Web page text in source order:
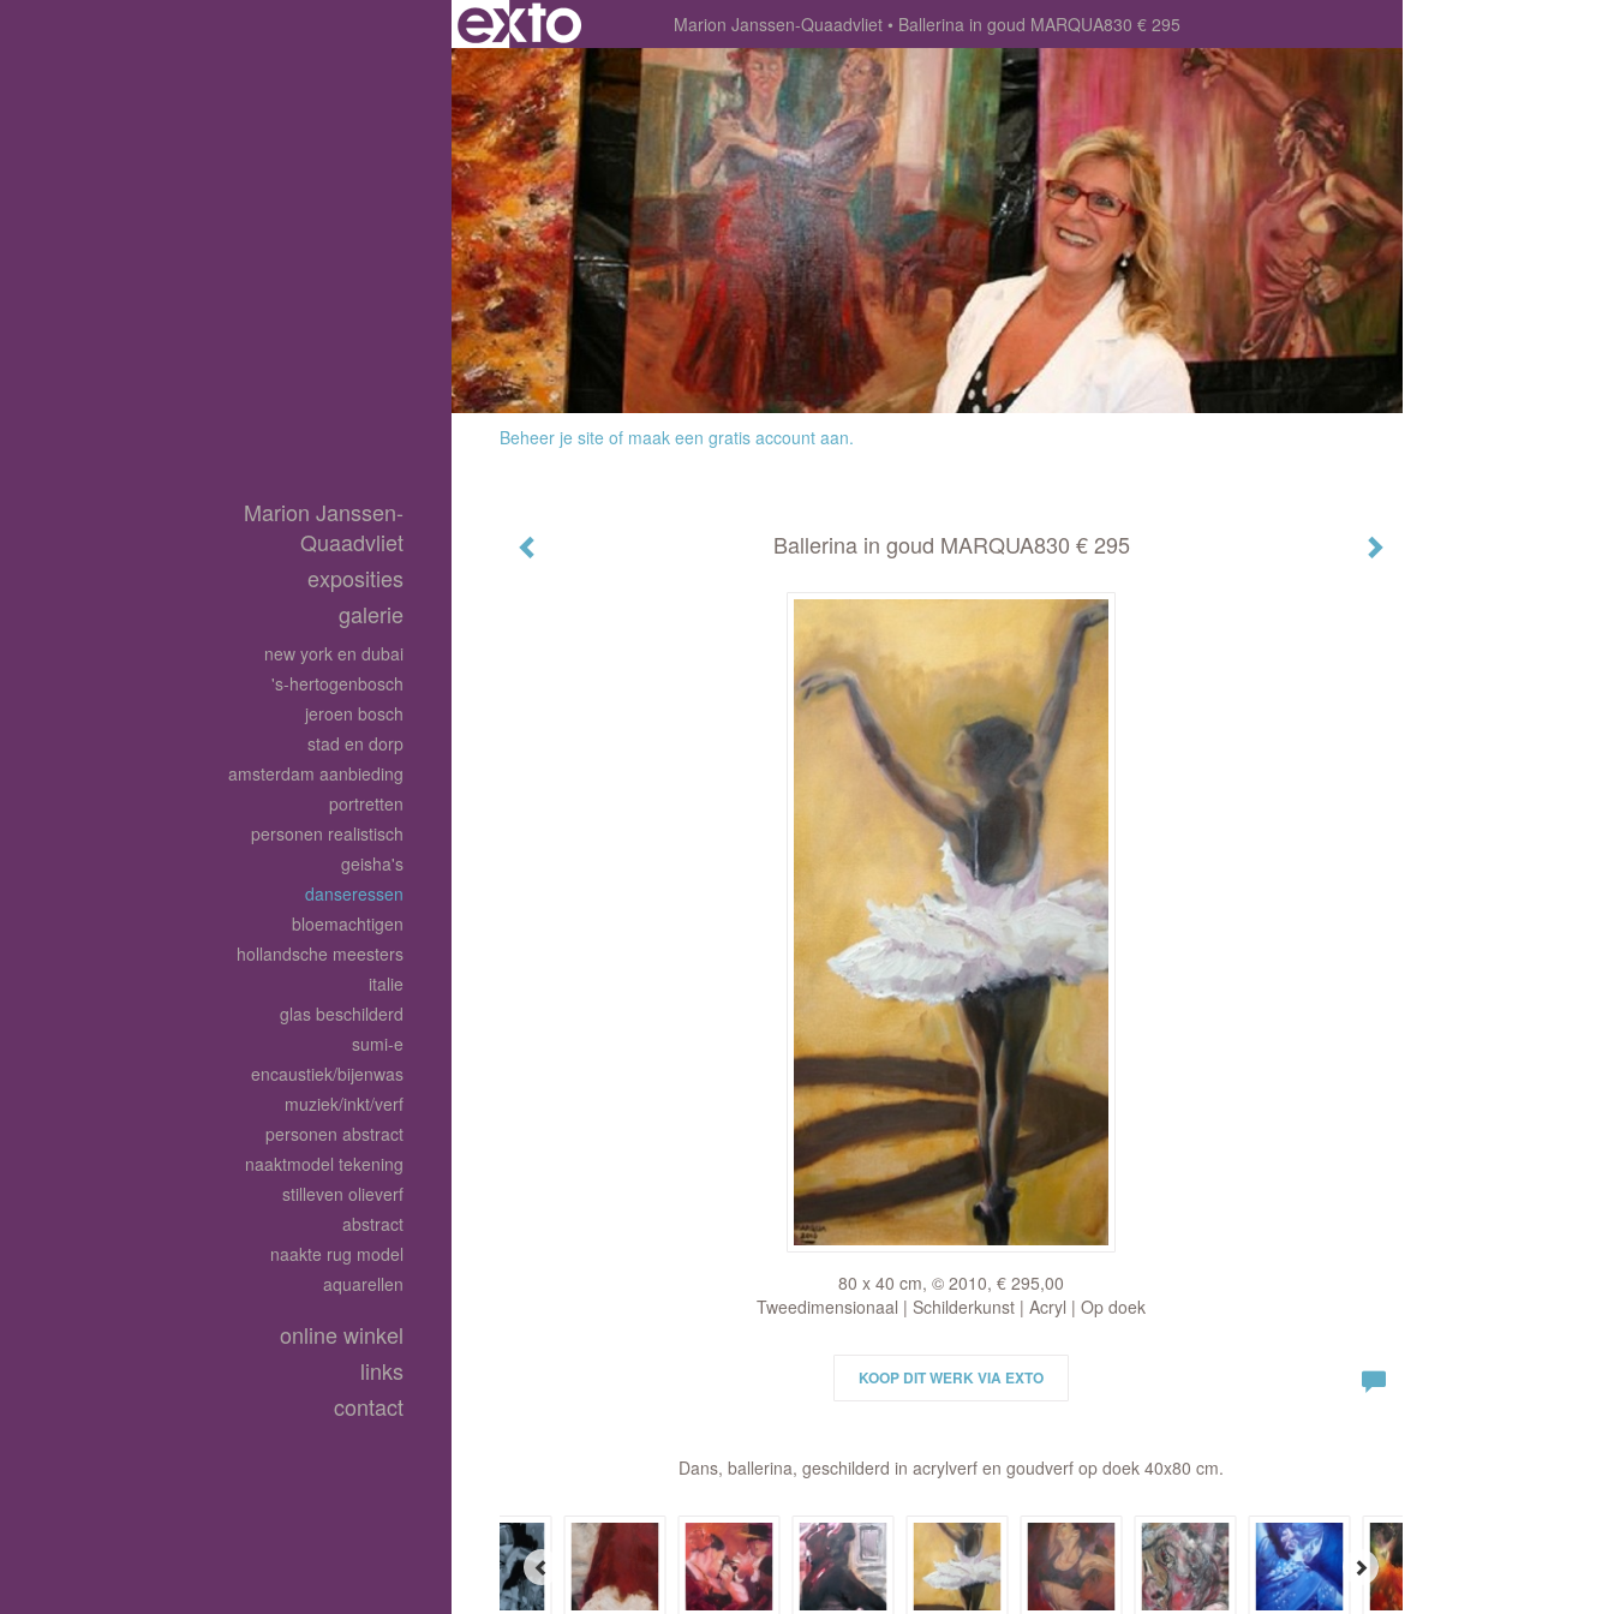
Marion Janssen-Quaadvliet Ballerina in goud MARQUA830 € 295
Beheer je site of maak een gratis account aan.
Ballerina in goud MARQUA830 € 295
80 x 40 cm, © 2010, € 295,00
Tweedimensionaal | Schilderkunst | Acryl | Op doek
KOOP DIT WERK VIA EXTO
Dans, ballerina, geschilderd in acrylverf en goudverf op doek 40x80 cm.
Marion Janssen-
Quaadvliet
exposities
galerie
new york en dubai
's-hertogenbosch
jeroen bosch
stad en dorp
amsterdam aanbieding
portretten
personen realistisch
geisha's
danseressen
bloemachtigen
hollandsche meesters
italie
glas beschilderd
sumi-e
encaustiek/bijenwas
muziek/inkt/verf
personen abstract
naaktmodel tekening
stilleven olieverf
abstract
naakte rug model
aquarellen
online winkel
links
contact